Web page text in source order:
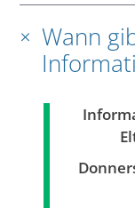
Wann
Inf